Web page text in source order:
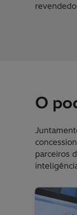
O
parceiros